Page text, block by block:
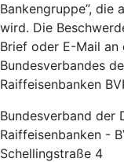
Bankengruppe”, die
wird. Die
Brief oder E-Mail an
Bundesverbandes
Raiffeisenbanken
Bundesverband der
Raiffeisenbanken -
Schellingstraße 4